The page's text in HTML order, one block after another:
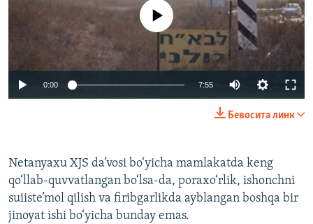
1080p
Айни дамда медиа-манба мавжуд эмас
0:00 7:55
720p
1080p
Бевосита линк
Netanyaxu XJS da’vosi bo‘yicha mamlakatda keng
qo‘llab-quvvatlangan bo‘lsa-da, poraxo‘rlik, ishonchni
suiiste’mol qilish va firibgarlikda ayblangan boshqa bir
jinoyat ishi bo‘yicha bunday emas.